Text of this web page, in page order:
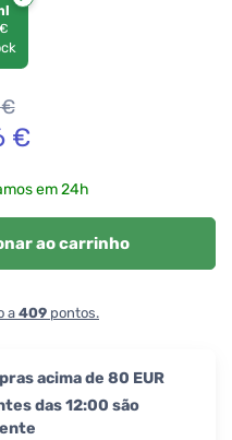
€
em 24h
ao carrinho
a 409 pontos.
acima de 80 EUR
das 12:00 são